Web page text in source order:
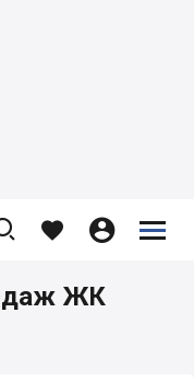
  


ЖК